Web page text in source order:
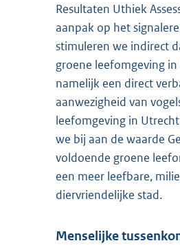
Resultaten Uthiek
aanpak op het
stimuleren we indirect
groene leefomgeving in
namelijk een direct
aanwezigheid van
leefomgeving in
we bij aan de waarde
voldoende groene
een meer leefbare,
diervriendelijke stad.
Menselijke